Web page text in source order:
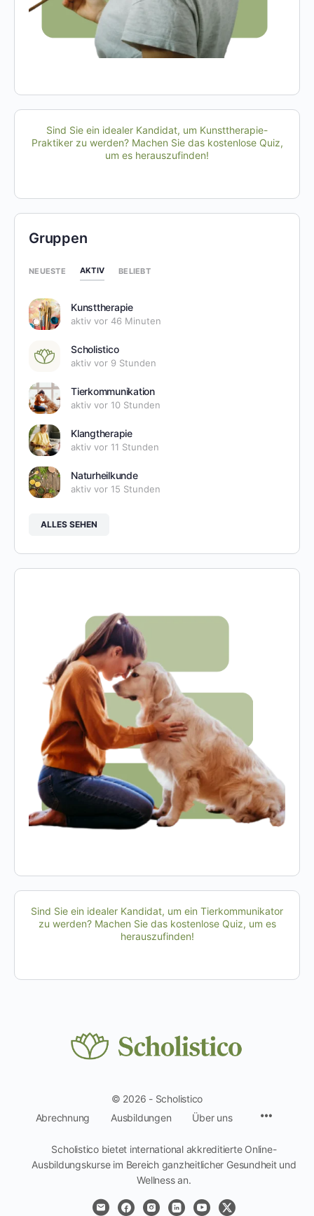
Sind Sie ein idealer Kandidat, um Kunsttherapie-
Praktiker zu werden? Machen Sie das kostenlose Quiz,
um es herauszufinden!
Gruppen
NEUESTE AKTIV BELIEBT
Kunsttherapie
aktiv vor 46 Minuten
Scholistico
aktiv vor 9 Stunden
Tierkommunikation
aktiv vor 10 Stunden
Klangtherapie
aktiv vor 11 Stunden
Naturheilkunde
aktiv vor 15 Stunden
ALLES SEHEN
Sind Sie ein idealer Kandidat, um ein Tierkommunikator
zu werden? Machen Sie das kostenlose Quiz, um es
herauszufinden!
© 2026 - Scholistico
Abrechnung
Ausbildungen Über uns
Scholistico bietet international akkreditierte Online-
Ausbildungskurse im Bereich ganzheitlicher Gesundheit und
Wellness an.